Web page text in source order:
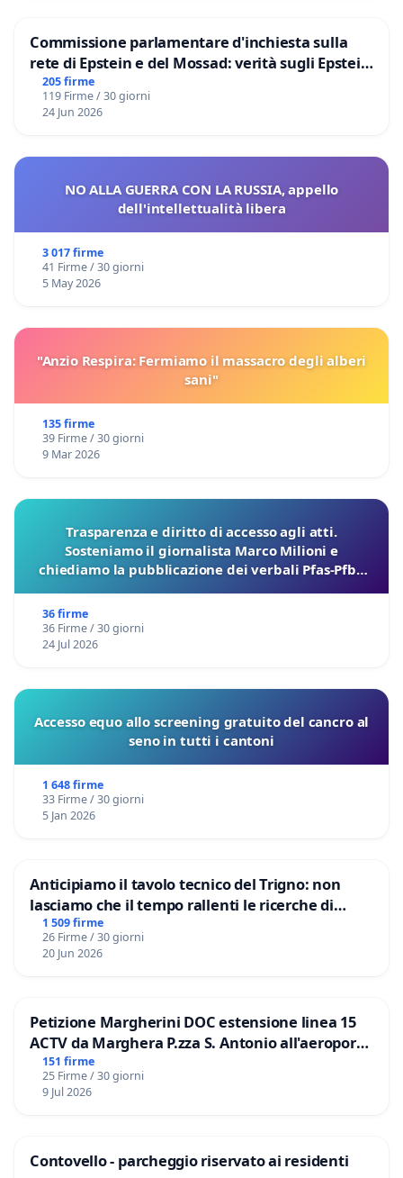
Commissione parlamentare d'inchiesta sulla
rete di Epstein e del Mossad: verità sugli Epstein
Files
205 firme
119 Firme / 30 giorni
24 Jun 2026
NO ALLA GUERRA CON LA RUSSIA, appello
dell'intellettualità libera
3 017 firme
41 Firme / 30 giorni
5 May 2026
"Anzio Respira: Fermiamo il massacro degli alberi
sani"
135 firme
39 Firme / 30 giorni
9 Mar 2026
Trasparenza e diritto di accesso agli atti.
Sosteniamo il giornalista Marco Milioni e
chiediamo la pubblicazione dei verbali Pfas-Pfba
36 firme
36 Firme / 30 giorni
24 Jul 2026
Accesso equo allo screening gratuito del cancro al
seno in tutti i cantoni
1 648 firme
33 Firme / 30 giorni
5 Jan 2026
Anticipiamo il tavolo tecnico del Trigno: non
lasciamo che il tempo rallenti le ricerche di
Domenico Racanati
1 509 firme
26 Firme / 30 giorni
20 Jun 2026
Petizione Margherini DOC estensione linea 15
ACTV da Marghera P.zza S. Antonio all'aeroporto
Marco Polo tariffa a € 1,50
151 firme
25 Firme / 30 giorni
9 Jul 2026
Contovello - parcheggio riservato ai residenti